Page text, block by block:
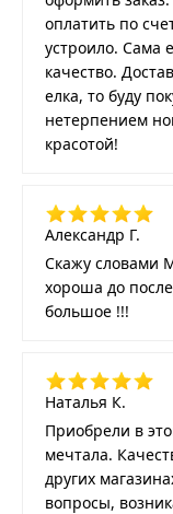
оплатить по
устроило. Сама
качество.
елка, то буду
нетерпением
красотой!
Александр Г.
Скажу словами
хороша до
большое !!!
Наталья К.
Приобрели в
мечтала.
других
вопросы,